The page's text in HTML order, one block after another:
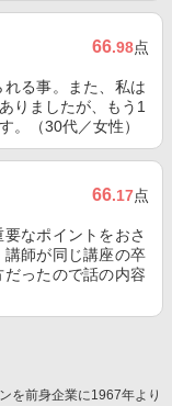
66.98点
る事。また、私は
りましたが、もう1
。（30代／女性）
66.17点
なポイントをおさ
師が同じ講座の卒
ったので話の内容
を前身企業に1967年より